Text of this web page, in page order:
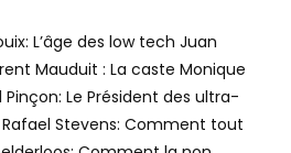
L’âge des low tech Juan
Mauduit : La caste Monique
Le Président des ultra-
Stevens: Comment tout